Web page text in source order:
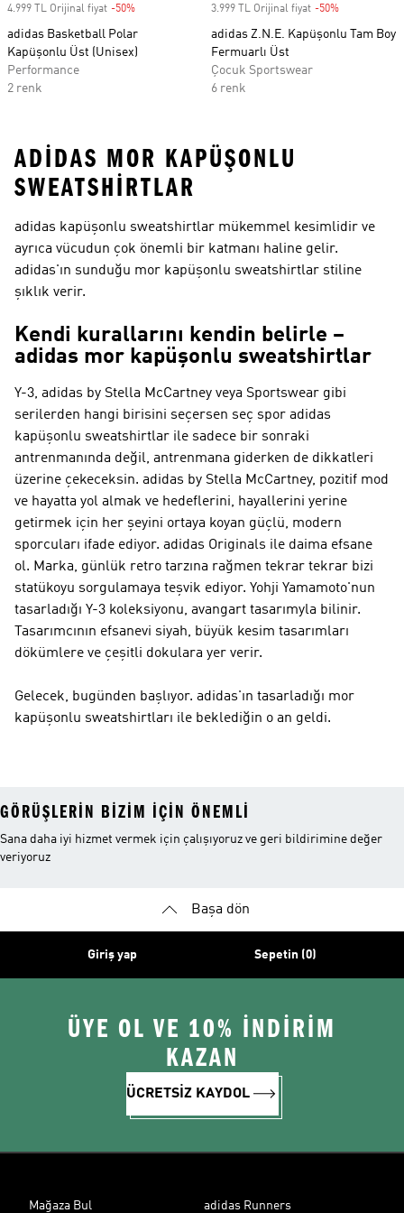
4.999 TL Orijinal fiyat -50%
adidas Basketball Polar
Kapüşonlu Üst (Unisex)
Performance
2 renk
3.999 TL Orijinal fiyat -50%
adidas Z.N.E. Kapüşonlu Tam Boy
Fermuarlı Üst
Çocuk Sportswear
6 renk
ADIDAS MOR KAPÜŞONLU
SWEATSHIRTLAR
adidas kapüşonlu sweatshirtlar mükemmel kesimlidir ve
ayrıca vücudun çok önemli bir katmanı haline gelir.
adidas'ın sunduğu mor kapüşonlu sweatshirtlar stiline
şıklık verir.
Kendi kurallarını kendin belirle –
adidas mor kapüşonlu sweatshirtlar
Y-3, adidas by Stella McCartney veya Sportswear gibi
serilerden hangi birisini seçersen seç spor adidas
kapüşonlu sweatshirtlar ile sadece bir sonraki
antrenmanında değil, antrenmana giderken de dikkatleri
üzerine çekeceksin. adidas by Stella McCartney, pozitif mod
ve hayatta yol almak ve hedeflerini, hayallerini yerine
getirmek için her şeyini ortaya koyan güçlü, modern
sporcuları ifade ediyor. adidas Originals ile daima efsane
ol. Marka, günlük retro tarzına rağmen tekrar tekrar bizi
statükoyu sorgulamaya teşvik ediyor. Yohji Yamamoto'nun
tasarladığı Y-3 koleksiyonu, avangart tasarımyla bilinir.
Tasarımcının efsanevi siyah, büyük kesim tasarımları
dökümlere ve çeşitli dokulara yer verir.
Gelecek, bugünden başlıyor. adidas'ın tasarladığı mor
kapüşonlu sweatshirtları ile beklediğin o an geldi.
GÖRÜŞLERIN BIZIM IÇIN ÖNEMLI
Sana daha iyi hizmet vermek için çalışıyoruz ve geri bildirimine değer
veriyoruz
Başa dön
Giriş yap Sepetin (0)
ÜYE OL VE 10% İNDİRİM
KAZAN
ÜCRETSİZ KAYDOL
Mağaza Bul adidas Runners